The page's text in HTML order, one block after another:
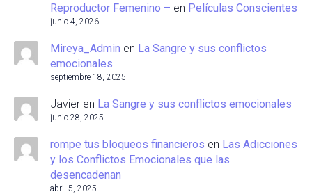
Reproductor Femenino – en Películas Conscientes
junio 4, 2026
Mireya_Admin en La Sangre y sus conflictos
emocionales
septiembre 18, 2025
Javier en La Sangre y sus conflictos emocionales
junio 28, 2025
rompe tus bloqueos financieros en Las Adicciones
y los Conflictos Emocionales que las
desencadenan
abril 5, 2025